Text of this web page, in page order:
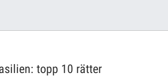
topp 10 rätter